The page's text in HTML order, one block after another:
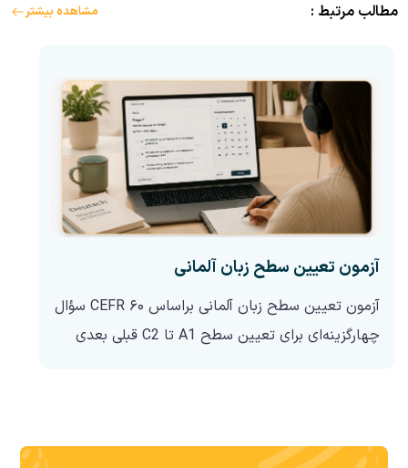
مطالب مرتبط : مشاهده بیشتر
آزمون تعیین سطح زبان آلمانی
آزمون تعیین سطح زبان آلمانی براساس CEFR ۶۰ سؤال
چهارگزینه‌ای برای تعیین سطح A1 تا C2 قبلی بعدی